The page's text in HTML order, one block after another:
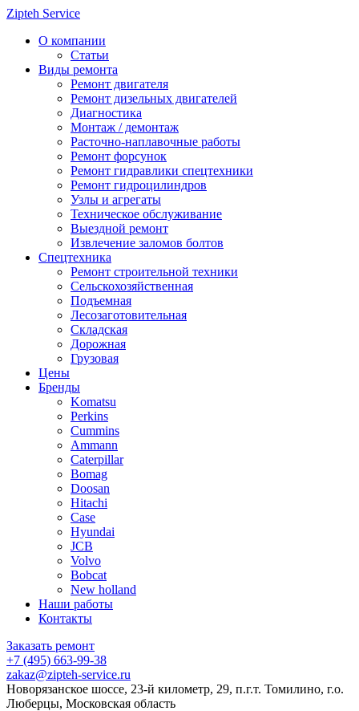
Zipteh Service
О компании
Статьи
Виды ремонта
Ремонт двигателя
Ремонт дизельных двигателей
Диагностика
Монтаж / демонтаж
Расточно-наплавочные работы
Ремонт форсунок
Ремонт гидравлики спецтехники
Ремонт гидроцилиндров
Узлы и агрегаты
Техническое обслуживание
Выездной ремонт
Извлечение заломов болтов
Спецтехника
Ремонт строительной техники
Сельскохозяйственная
Подъемная
Лесозаготовительная
Складская
Дорожная
Грузовая
Цены
Бренды
Komatsu
Perkins
Cummins
Ammann
Caterpillar
Bomag
Doosan
Hitachi
Case
Hyundai
JCB
Volvo
Bobcat
New holland
Наши работы
Контакты
Заказать ремонт
+7 (495) 663-99-38
zakaz@zipteh-service.ru
Новорязанское шоссе, 23-й километр, 29, п.г.т. Томилино, г.о.
Люберцы, Московская область